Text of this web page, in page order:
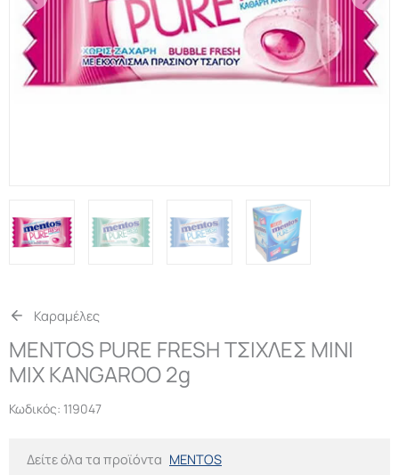
Καραμέλες
MENTOS PURE FRESH ΤΣΙΧΛΕΣ MINI
MIX KANGAROO 2g
Κωδικός: 119047
Δείτε όλα τα προϊόντα MENTOS